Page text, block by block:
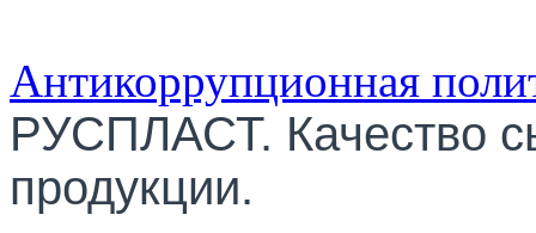
Антикоррупционная
РУСПЛАСТ. Качество
продукции.